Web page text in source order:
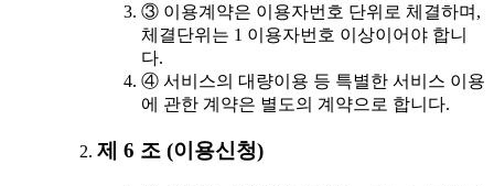
③ 이용계약은 이용자번호 단위로 체결하며,
체결단위는 1 이용자번호 이상이어야 합니
다.
④ 서비스의 대량이용 등 특별한 서비스 이용
에 관한 계약은 별도의 계약으로 합니다.
제 6 조 (이용신청)